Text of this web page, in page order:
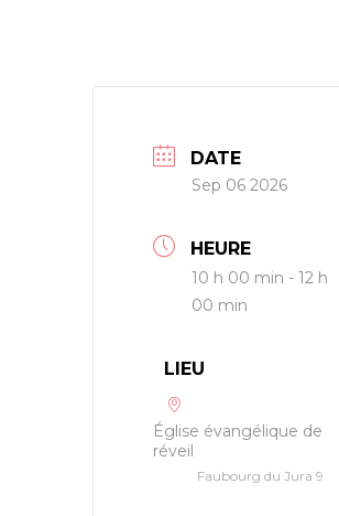
DATE
Sep 06 2026
HEURE
10 h 00 min - 12 h
00 min
LIEU
Église évangélique de
réveil
Faubourg du Jura 9